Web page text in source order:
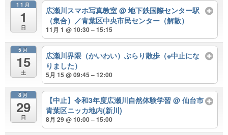
11月
1
日
広瀬川スマホ写真教室@ 地下鉄国際センター駅
（集合）／青葉区中央市民センター（解散）
11月 1 @ 10:30 – 15:15
5月
15
土
広瀬川界隈（かいわい）ぶらり散歩（※中止にな
りました）
5月 15 @ 09:45 – 12:00
8月
29
日
【中止】令和3年度広瀬川自然体験学習@ 仙台市
青葉区ニッカ地内(新川)
8月 29 @ 10:00 – 15:00